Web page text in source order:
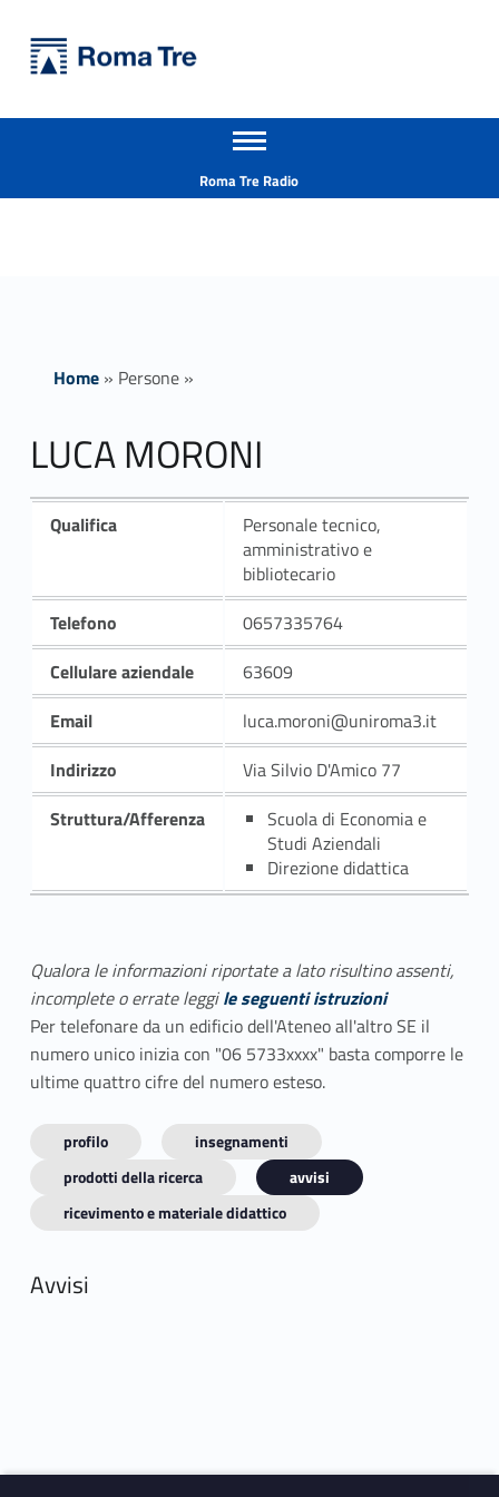
LUCA MORONI - Università Roma Tre
Apri il menu secondario
Roma Tre Radio
Home» Persone»
LUCA MORONI
Qualifica
Personale tecnico,
amministrativo e
bibliotecario
Telefono
0657335764
Cellulare aziendale
63609
Email
luca.moroni@uniroma3.it
Indirizzo
Via Silvio D'Amico 77
Struttura/Afferenza
Scuola di Economia e
Studi Aziendali
Direzione didattica
Qualora le informazioni riportate a lato risultino assenti,
incomplete o errate leggile seguenti istruzioni
Per telefonare da un edificio dell'Ateneo all'altro SE il
numero unico inizia con "06 5733xxxx" basta comporre le
ultime quattro cifre del numero esteso.
profilo
insegnamenti
prodotti della ricerca
avvisi
ricevimento e materiale didattico
Avvisi